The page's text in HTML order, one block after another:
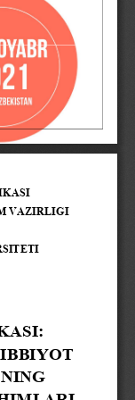
VAZIRLIGI